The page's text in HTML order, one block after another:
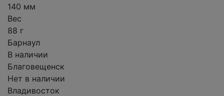
140 мм
Вес
88 г
Барнаул
В наличии
Благовещенск
Нет в наличии
Владивосток